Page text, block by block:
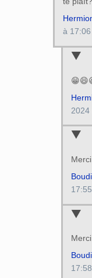
à 17:06
2024
Boudi
17:55
Boudi
17:58